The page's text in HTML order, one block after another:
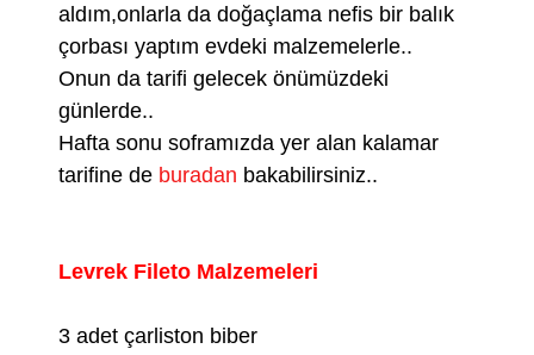
aldım,onlarla da doğaçlama nefis bir balık
çorbası yaptım evdeki malzemelerle..
Onun da tarifi gelecek önümüzdeki
günlerde..
Hafta sonu soframızda yer alan kalamar
tarifine de buradan bakabilirsiniz..
Levrek Fileto Malzemeleri
3 adet çarliston biber